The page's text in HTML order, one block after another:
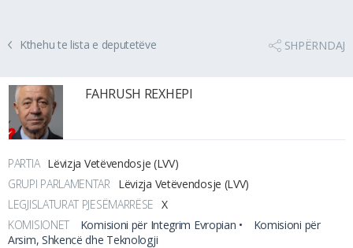
Kthehu te lista e deputetëve SHPËRNDAJ
FAHRUSH REXHEPI
PARTIA Lëvizja Vetëvendosje (LVV)
GRUPI PARLAMENTAR
Lëvizja Vetëvendosje (LVV)
LEGJISLATURAT PJESËMARRËSE X
KOMISIONET
Komisioni për Integrim Evropian •
Komisioni për
Arsim, Shkencë dhe Teknologji